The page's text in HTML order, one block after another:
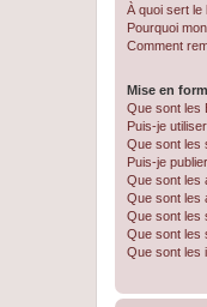
À quoi sert le
Pourquoi
Comment
Mise en
Que sont les
Puis-je
Que sont les
Puis-je
Que sont les
Que sont les
Que sont les
Que sont les
Que sont les